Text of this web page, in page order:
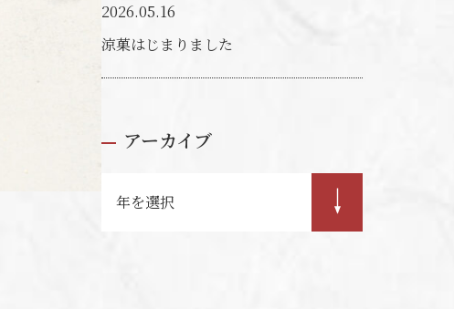
2026.05.16
涼菓はじまりました
アーカイブ